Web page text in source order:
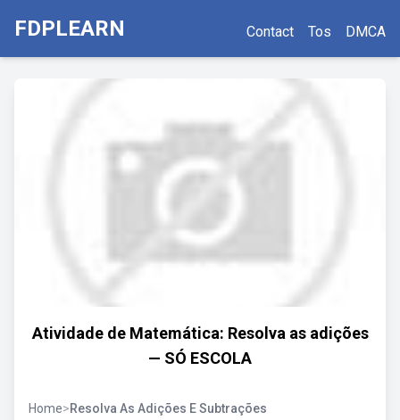
FDPLEARN Contact Tos DMCA
Atividade de Matemática: Resolva as adições
— SÓ ESCOLA
Home>Resolva As Adições E Subtrações